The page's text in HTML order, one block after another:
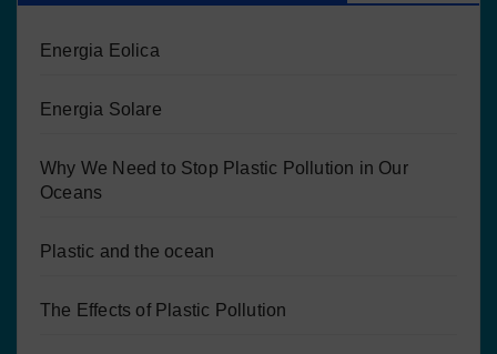
Energia Eolica
Energia Solare
Why We Need to Stop Plastic Pollution in Our
Oceans
Plastic and the ocean
The Effects of Plastic Pollution